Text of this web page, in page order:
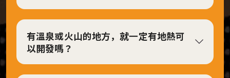
計：
視
現
有溫泉或火山的地方，就一定有地熱可
以開發嗎？